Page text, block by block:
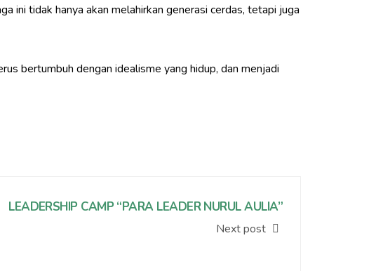
ini tidak hanya akan melahirkan generasi cerdas, tetapi juga
bertumbuh dengan idealisme yang hidup, dan menjadi
LEADERSHIP CAMP “PARA LEADER NURUL AULIA”
Next post